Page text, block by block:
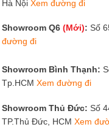
Hà Nội Xem đường đi
Showroom Q6 (Mới): Số
đường đi
Showroom Bình Thạnh:
Tp.HCM Xem đường đi
Showroom Thủ Đức: Số
TP.Thủ Đức, HCM Xem